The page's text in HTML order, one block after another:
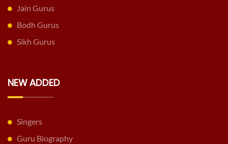
Jain Gurus
Bodh Gurus
Sikh Gurus
NEW ADDED
Singers
Guru Biography